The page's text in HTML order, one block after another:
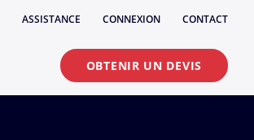
ASSISTANCE CONNEXION CONTACT
OBTENIR UN DEVIS